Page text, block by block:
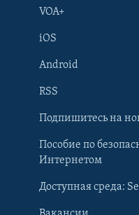
Learning English
VOA+
iOS
Android
RSS
Подпишитесь на
Пособие по
Интернетом
Доступная среда: